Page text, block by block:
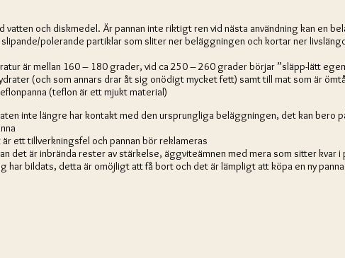
och diskmedel. Är pannan inte riktigt ren vid nästa användning kan en
polerande partiklar som sliter ner beläggningen och kortar ner
är mellan 160 – 180 grader, vid ca 250 – 260 grader börjar ”släpp-lätt
(och som annars drar åt sig onödigt mycket fett) samt till mat som är
(teflon är ett mjukt material)
inte längre har kontakt med den ursprungliga beläggningen, det kan bero
ett tillverkningsfel och pannan bör reklameras
det är inbrända rester av stärkelse, äggviteämnen med mera som sitter
har bildats, detta är omöjligt att få bort och det är lämpligt att köpa en ny